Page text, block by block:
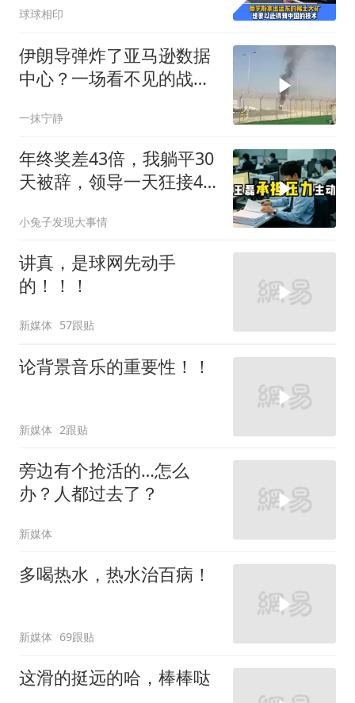
球球相印
伊朗导弹炸了亚马逊数据
中心？一场看不见的战争
一抹宁静
年终奖差43倍，我躺平30
天被辞，领导一天狂接47
小兔子发现大事情
讲真，是球网先动手
的！！！
新媒体 57跟贴
论背景音乐的重要性！！
新媒体 2跟贴
旁边有个抢活的…怎么
办？人都过去了？
新媒体
多喝热水，热水治百病！
新媒体 69跟贴
这滑的挺远的哈，棒棒哒